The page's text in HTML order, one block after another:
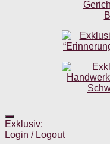
Exklusiv:
Login / Logout